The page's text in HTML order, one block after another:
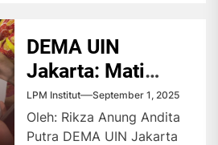
DEMA UIN
Jakarta: Mati
Nurani Mandul
Demokrasi
LPM Institut September 1, 2025
Oleh: Rikza Anung Andita
Putra DEMA UIN Jakarta